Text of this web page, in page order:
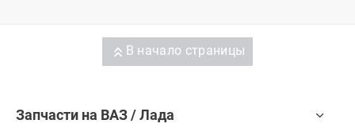
В начало страницы
Запчасти на ВАЗ / Лада